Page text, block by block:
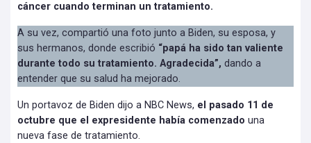
cáncer cuando terminan un tratamiento.
A su vez, compartió una foto junto a Biden, su esposa, y
sus hermanos, donde escribió “papá ha sido tan valiente
durante todo su tratamiento. Agradecida”, dando a
entender que su salud ha mejorado.
Un portavoz de Biden dijo a NBC News, el pasado 11 de
octubre que el expresidente había comenzado una
nueva fase de tratamiento.